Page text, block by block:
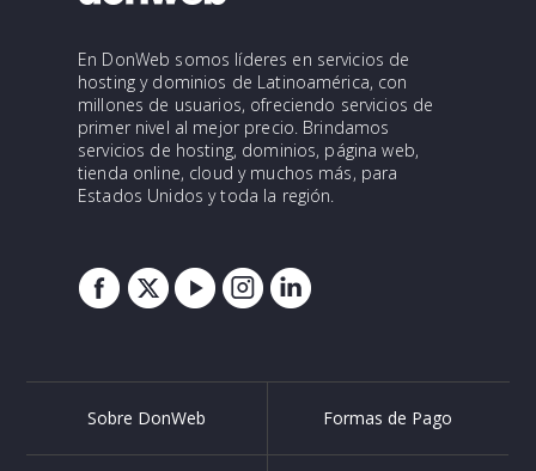
En DonWeb somos líderes en servicios de
hosting y dominios de Latinoamérica, con
millones de usuarios, ofreciendo servicios de
primer nivel al mejor precio. Brindamos
servicios de hosting, dominios, página web,
tienda online, cloud y muchos más, para
Estados Unidos y toda la región.
Sobre DonWeb Formas de Pago